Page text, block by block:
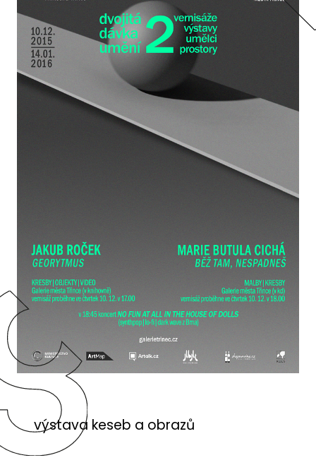
výstava keseb a obrazů